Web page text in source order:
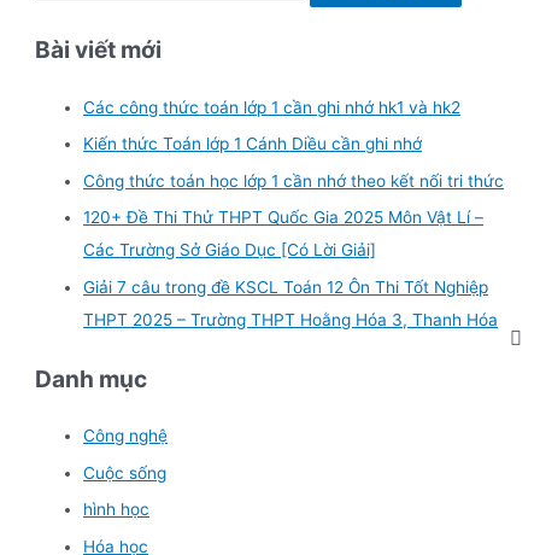
a
Bài viết mới
Các công thức toán lớp 1 cần ghi nhớ hk1 và hk2
Kiến thức Toán lớp 1 Cánh Diều cần ghi nhớ
Công thức toán học lớp 1 cần nhớ theo kết nối tri thức
120+ Đề Thi Thử THPT Quốc Gia 2025 Môn Vật Lí –
Các Trường Sở Giáo Dục [Có Lời Giải]
Giải 7 câu trong đề KSCL Toán 12 Ôn Thi Tốt Nghiệp
THPT 2025 – Trường THPT Hoằng Hóa 3, Thanh Hóa
Danh mục
Công nghệ
Cuộc sống
hình học
Hóa học